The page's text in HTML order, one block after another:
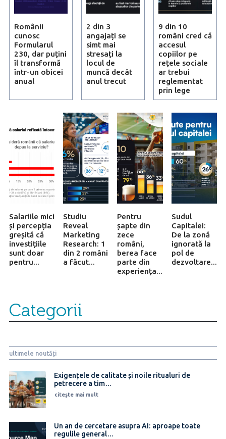
Românii
cunosc
Formularul
230, dar puțini
îl transformă
într-un obicei
anual
2 din 3
angajați se
simt mai
stresați la
locul de
muncă decât
anul trecut
9 din 10
români cred că
accesul
copiilor pe
rețele sociale
ar trebui
reglementat
prin lege
Salariile mici
și percepția
greșită că
investițiile
sunt doar
pentru...
Studiu
Reveal
Marketing
Research: 1
din 2 români
a făcut...
Pentru
șapte din
zece
români,
berea face
parte din
experiența...
Sudul
Capitalei:
De la zonă
ignorată la
pol de
dezvoltare...
Categorii
ultimele noutăți
Exigențele de calitate și noile ritualuri de
petrecere a tim…
citește mai mult
Un an de cercetare asupra AI: aproape toate
regulile general…